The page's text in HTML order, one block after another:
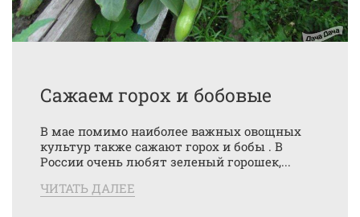
Сажаем горох и бобовые
В мае помимо наиболее важных овощных
культур также сажают горох и бобы . В
России очень любят зеленый горошек,...
ЧИТАТЬ ДАЛЕЕ